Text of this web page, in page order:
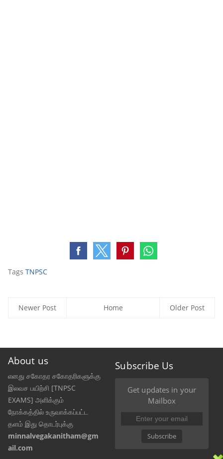
Tags TNPSC
Newer Post Older Post
Home
About us
எனது சகோதர சகோதரிகளுக்கு
இலவச பயிற்சி [TNPSC
EXAMS] அளிக்கும்
நோக்கத்தில் உருவாக்கப்பட்ட
தளம் இது தொடர்புக்கு
minnalvegakanitham@gm
ail.com
Subscribe Us
Get updates in your
Mailbox
Subscribe